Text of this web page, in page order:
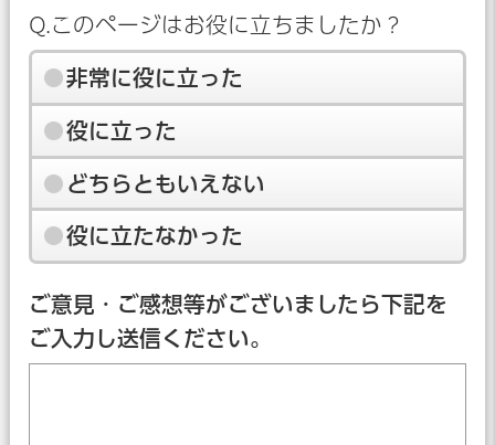
Q.このページはお役に立ちましたか？
非常に役に立った
役に立った
どちらともいえない
役に立たなかった
ご意見・ご感想等がございましたら下記を
ご入力し送信ください。